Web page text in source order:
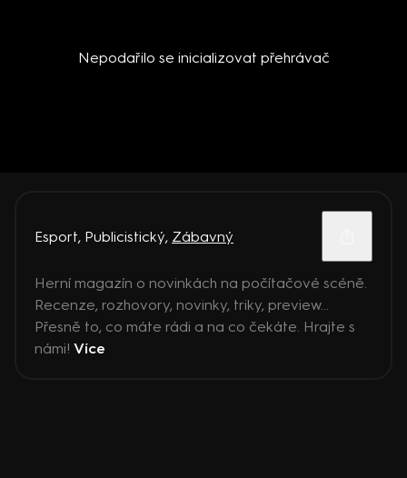
Nepodařilo se inicializovat přehrávač
Esport, Publicistický, Zábavný
Herní magazín o novinkách na počítačové scéně.
Recenze, rozhovory, novinky, triky, preview...
Přesně to, co máte rádi a na co čekáte. Hrajte s
námi! Více